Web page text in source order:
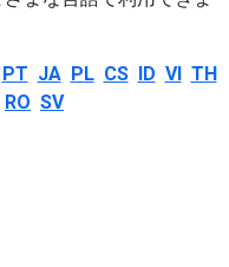
PT JA PL CS ID VI TH
RO SV